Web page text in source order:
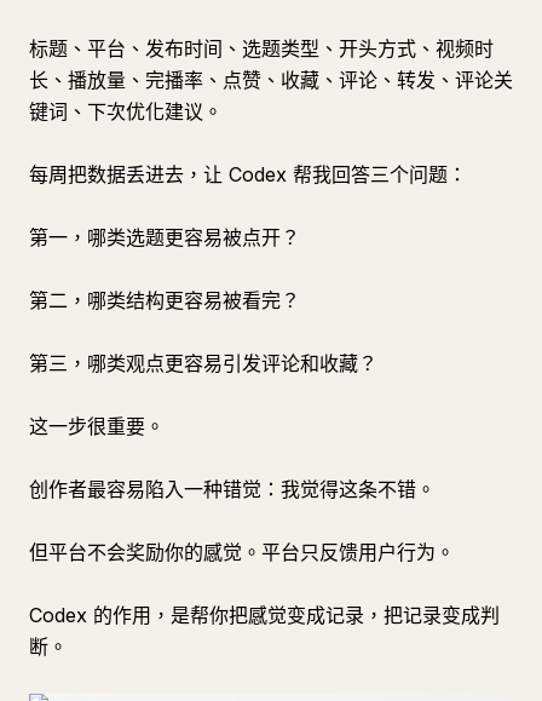
标题、平台、发布时间、选题类型、开头方式、视频时
长、播放量、完播率、点赞、收藏、评论、转发、评论关
键词、下次优化建议。
每周把数据丢进去，让 Codex 帮我回答三个问题：
第一，哪类选题更容易被点开？
第二，哪类结构更容易被看完？
第三，哪类观点更容易引发评论和收藏？
这一步很重要。
创作者最容易陷入一种错觉：我觉得这条不错。
但平台不会奖励你的感觉。平台只反馈用户行为。
Codex 的作用，是帮你把感觉变成记录，把记录变成判
断。